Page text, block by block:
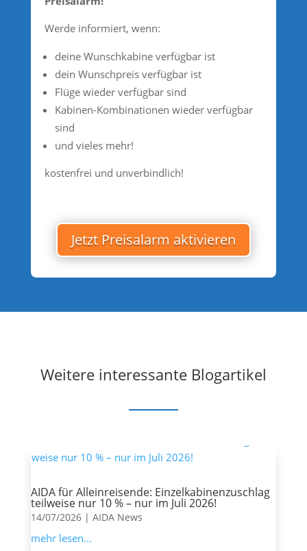
Werde informiert, wenn:
deine Wunschkabine verfügbar ist
dein Wunschpreis verfügbar ist
Flüge wieder verfügbar sind
Kabinen-Kombinationen wieder verfügbar
sind
und vieles mehr!
kostenfrei und unverbindlich!
Jetzt Preisalarm aktivieren
Weitere interessante Blogartikel
AIDA für Alleinreisende: Einzelkabinenzuschlag
teilweise nur 10 % – nur im Juli 2026!
14/07/2026| AIDA News
mehr lesen...